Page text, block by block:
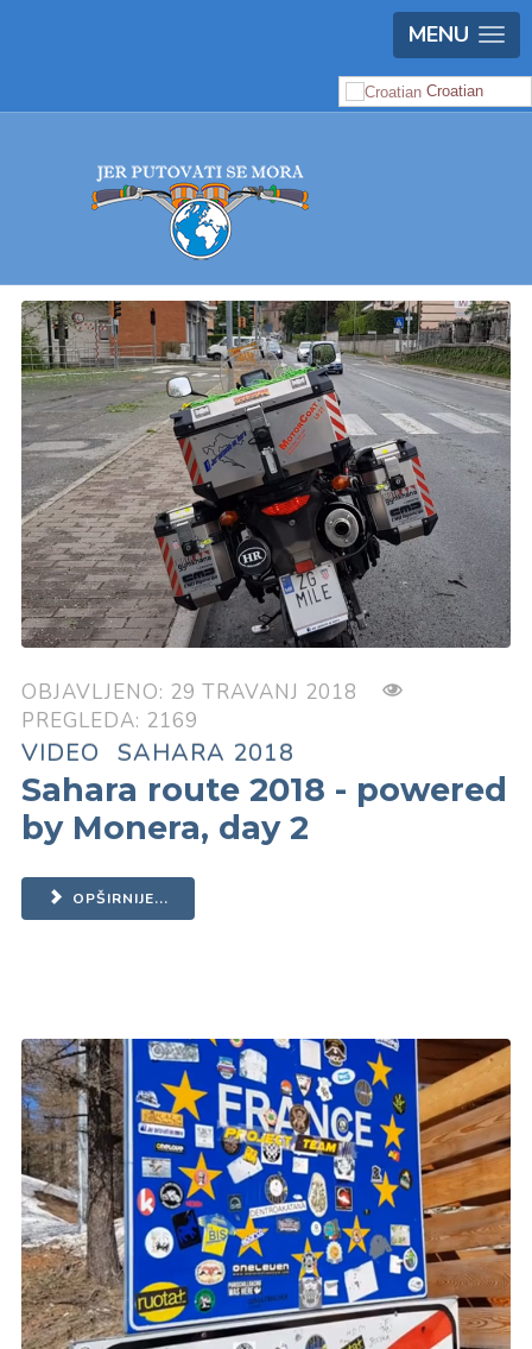
MENU
Croatian
OBJAVLJENO: 29 TRAVANJ 2018
PREGLEDA: 2169
VIDEO SAHARA 2018
Sahara route 2018 - powered
by Monera, day 2
OPŠIRNIJE...